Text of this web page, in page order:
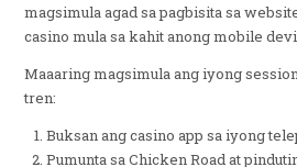
magsimula agad sa pagbisita sa
casino mula sa kahit anong mobile
Maaaring magsimula ang iyong
tren:
Buksan ang casino app sa iyong
Pumunta sa Chicken Road at